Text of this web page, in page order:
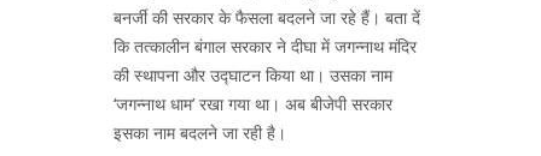
बनर्जी की सरकार के फैसला बदलने जा रहे हैं। बता दें
कि तत्कालीन बंगाल सरकार ने दीघा में जगन्नाथ मंदिर
की स्थापना और उद्घाटन किया था। उसका नाम
‘जगन्नाथ धाम’ रखा गया था। अब बीजेपी सरकार
इसका नाम बदलने जा रही है।